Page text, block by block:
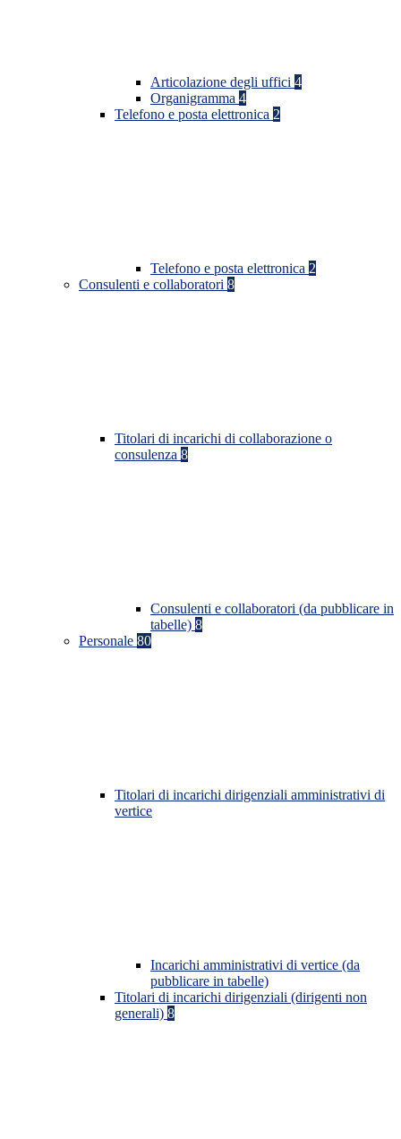
Articolazione degli uffici 4
Organigramma 4
Telefono e posta elettronica 2
Telefono e posta elettronica 2
Consulenti e collaboratori 8
Titolari di incarichi di collaborazione o
consulenza 8
Consulenti e collaboratori (da pubblicare in
tabelle) 8
Personale 80
Titolari di incarichi dirigenziali amministrativi di
vertice
Incarichi amministrativi di vertice (da
pubblicare in tabelle)
Titolari di incarichi dirigenziali (dirigenti non
generali) 8